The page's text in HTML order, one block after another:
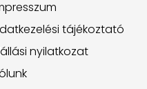
tájékoztató
nyilatkozat